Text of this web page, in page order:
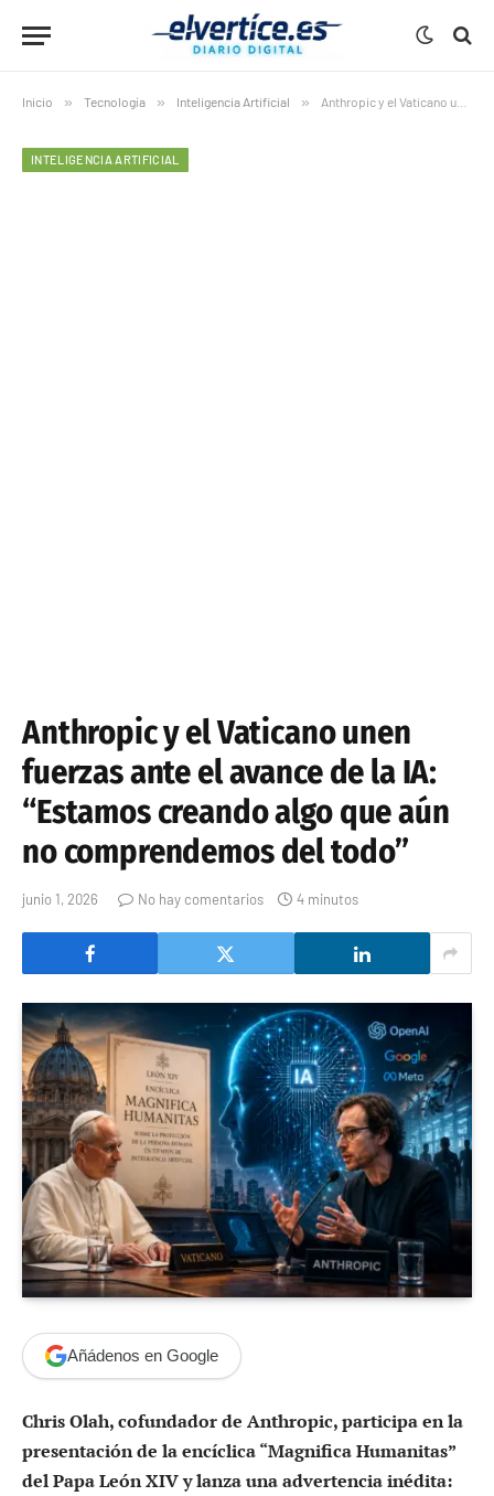
Inicio » Tecnología » Inteligencia Artificial » Anthropic y el Vaticano unen fuerzas ante el avance de la IA: “Estamos creando algo que aún no comprendemos del todo”
INTELIGENCIA ARTIFICIAL
Anthropic y el Vaticano unen
fuerzas ante el avance de la IA:
“Estamos creando algo que aún
no comprendemos del todo”
junio 1, 2026 No hay comentarios 4 minutos
Añádenos en Google
Chris Olah, cofundador de Anthropic, participa en la
presentación de la encíclica “Magnifica Humanitas”
del Papa León XIV y lanza una advertencia inédita: